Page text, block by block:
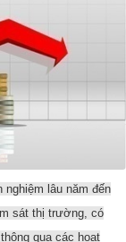
nghiệm lâu năm đến
sát thị trường, có
qua các hoạt